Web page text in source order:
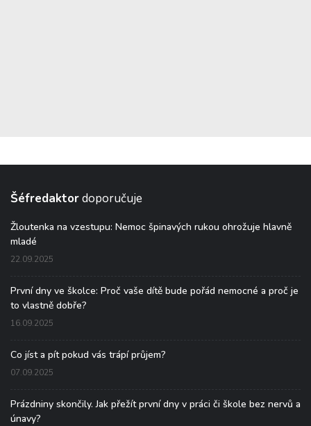
Šéfredaktordoporučuje
Žloutenka na vzestupu: Nemoc špinavých rukou ohrožuje hlavně
mladé
22.09.2025
První dny ve školce: Proč vaše dítě bude pořád nemocné a proč je
to vlastně dobře?
16.09.2025
Co jíst a pít pokud vás trápí průjem?
07.09.2025
Prázdniny skončily. Jak přežít první dny v práci či škole bez nervů a
únavy?